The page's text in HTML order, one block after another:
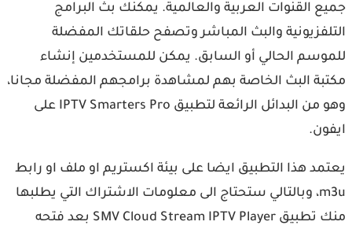
جميع القنوات العربية والعالمية. يمكنك بث البرامج
التلفزيونية والبث المباشر وتصفح حلقاتك المفضلة
للموسم الحالي أو السابق. يمكن للمستخدمين إنشاء
مكتبة البث الخاصة بهم لمشاهدة برامجهم المفضلة مجانا،
وهو من البدائل الرائعة لتطبيق IPTV Smarters Pro‏ على
ايفون.
يعتمد هذا التطبيق ايضا على بيئة اكستريم او ملف او رابط
m3u، وبالتالي ستحتاج الى معلومات الاشتراك التي يطلبها
منك تطبيق SMV Cloud Stream IPTV Player بعد فتحه